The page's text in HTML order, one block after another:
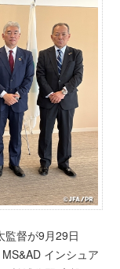
監督が9月29日
インシュア